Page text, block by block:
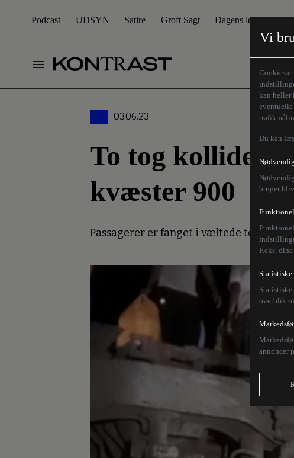
Vi
Cookies
kan heller
eventuelle
Du kan
bruger
F.eks.
Statistiske
overblik
annoncer
Podcast UDSYN Satire Groft Sagt Dagens leder
03.06.23
To tog
kvæster 900
Passagerer er fanget i væltede